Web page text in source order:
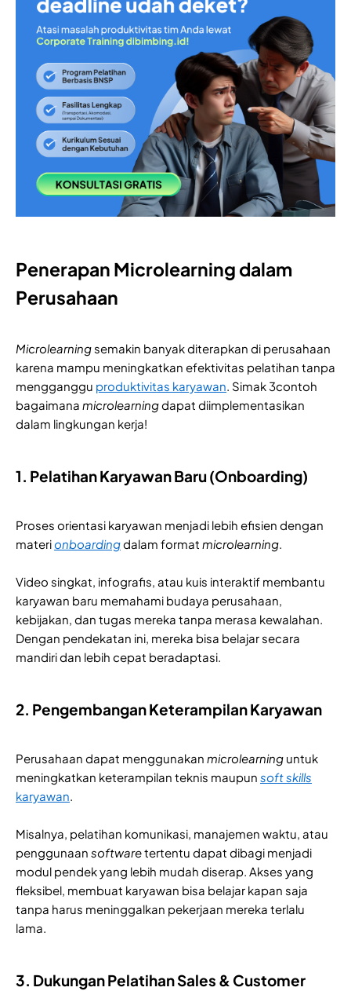
Penerapan Microlearning dalam
Perusahaan
Microlearningsemakin banyak diterapkan di perusahaan
karena mampu meningkatkan efektivitas pelatihan tanpa
mengganggu produktivitas karyawan. Simak 3contoh
bagaimana microlearningdapat diimplementasikan
dalam lingkungan kerja!
1. Pelatihan Karyawan Baru (Onboarding)
Proses orientasi karyawan menjadi lebih efisien dengan
materionboardingdalam format microlearning.
Video singkat, infografis, atau kuis interaktif membantu
karyawan baru memahami budaya perusahaan,
kebijakan, dan tugas mereka tanpa merasa kewalahan.
Dengan pendekatan ini, mereka bisa belajar secara
mandiri dan lebih cepat beradaptasi.
2. Pengembangan Keterampilan Karyawan
Perusahaan dapat menggunakan microlearning untuk
meningkatkan keterampilan teknis maupun soft skills
karyawan.
Misalnya, pelatihan komunikasi, manajemen waktu, atau
penggunaan softwaretertentu dapat dibagi menjadi
modul pendek yang lebih mudah diserap. Akses yang
fleksibel, membuat karyawan bisa belajar kapan saja
tanpa harus meninggalkan pekerjaan mereka terlalu
lama.
3. Dukungan Pelatihan Sales & Customer